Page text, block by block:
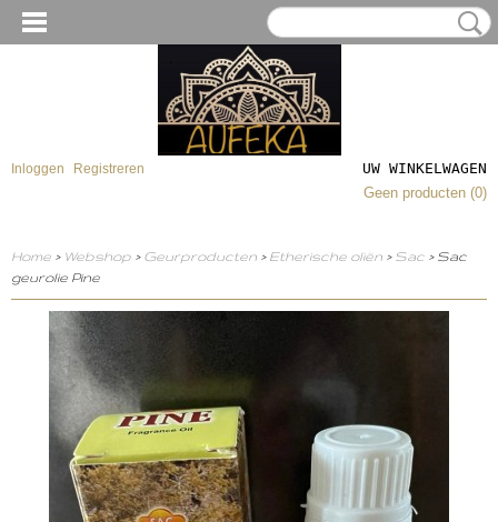
Inloggen Registreren
UW WINKELWAGEN
Geen producten (0)
Home > Webshop > Geurproducten > Etherische oliën > Sac > Sac
geurolie Pine